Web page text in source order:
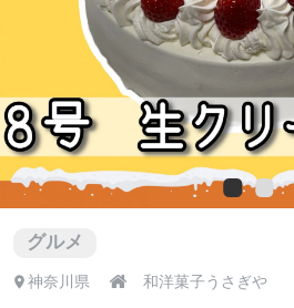
グルメ
神奈川県  和洋菓子うさぎや